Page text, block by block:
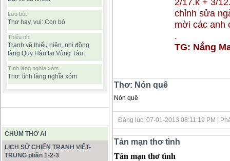
Lưu bút
Thơ hay, vui: Con bò
Thiếu nhi
Tranh vẽ thiếu niên, nhi đồng
làng Quy Hậu tại Vũng Tàu
Tình làng nghĩa xóm
Thơ: tình làng nghĩa xóm
CHÙM THƠ AI
LỊCH SỬ CHIẾN TRANH VIỆT-
TRUNG phần 1-2-3
chỉnh sửa
mời các anh
.
TG: Nắng
Thơ: Nón quê
Nón quê
Đăng lúc: 07-01-2013 08:11:19 PM |
Tản mạn thơ tình
Tản mạn thơ tình